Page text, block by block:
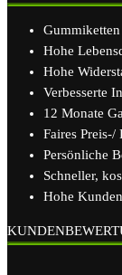
Hohe
Hohe
Verbesserte
12 Monate
Faires Preis-/
Persönliche
Schneller,
Hohe